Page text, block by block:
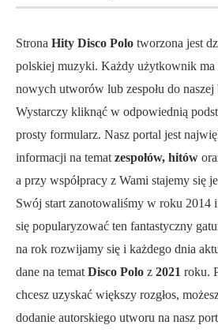
Strona Hity Disco Polo tworzona jest
polskiej muzyki. Każdy użytkownik ma
nowych utworów lub zespołu do naszej
Wystarczy kliknąć w odpowiednią
prosty formularz. Nasz portal jest
informacji na tematzespołów, hitów
a przy współpracy z Wami stajemy się
Swój start zanotowaliśmy w roku 2014
się popularyzować ten fantastyczny
na rok rozwijamy się i każdego dnia
dane na tematDisco Polo z 2021 roku.
chcesz uzyskać większy rozgłos,
dodanie autorskiego utworu na nasz